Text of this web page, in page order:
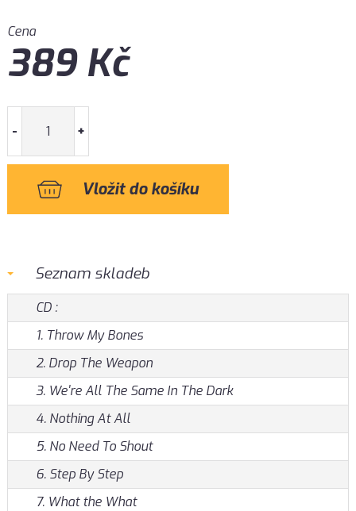
Cena
389Kč
- +
Seznam skladeb
CD :
1. Throw My Bones
2. Drop The Weapon
3. We're All The Same In The Dark
4. Nothing At All
5. No Need To Shout
6. Step By Step
7. What the What